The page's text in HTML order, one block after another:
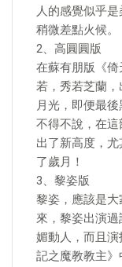
人的感覺似乎
稍微差點火候。
2、高圓圓版
在蘇有朋版《
若，秀若芝蘭
月光，即便最後
不得不說，在
出了新高度，
了歲月！
3、黎姿版
黎姿，應該是
來，黎姿出演
媚動人，而且
記之魔教教主